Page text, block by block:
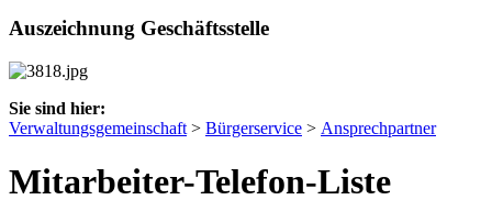
Auszeichnung Geschäftsstelle
Sie sind hier:
Verwaltungsgemeinschaft > Bürgerservice > Ansprechpartner
Mitarbeiter-Telefon-Liste